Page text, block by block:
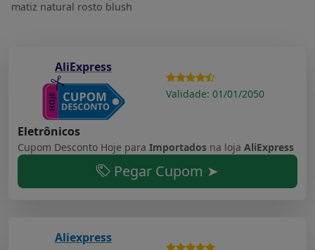
matiz natural rosto blush
AliExpress
Validade: 01/01/2050
Eletrônicos
Cupom Desconto Hoje para Importados na loja AliExpress
Pegar Cupom ➤
Aliexpress